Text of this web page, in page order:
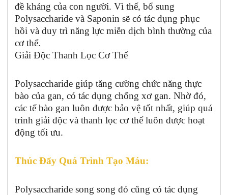
đề kháng của con người. Vì thế, bổ sung
Polysaccharide và Saponin sẽ có tác dụng phục
hồi và duy trì năng lực miễn dịch bình thường của
cơ thể.
Giải Độc Thanh Lọc Cơ Thể
Polysaccharide giúp tăng cường chức năng thực
bào của gan, có tác dụng chống xơ gan. Nhờ đó,
các tế bào gan luôn được bảo vệ tốt nhất, giúp quá
trình giải độc và thanh lọc cơ thể luôn được hoạt
động tối ưu.
Thúc Đẩy Quá Trình Tạo Máu:
Polysaccharide song song đó cũng có tác dụng